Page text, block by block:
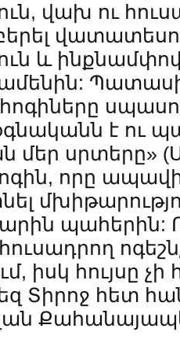
վախ ու
և
ամենին:
է ու
սրտերը»
որը
պահերին:
իսկ հույսը
Տիրոջ հետ